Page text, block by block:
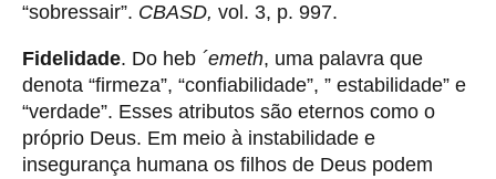
“sobressair”. CBASD, vol. 3, p. 997.
Fidelidade. Do heb ´emeth, uma palavra que
denota “firmeza”, “confiabilidade”, ” estabilidade” e
“verdade”. Esses atributos são eternos como o
próprio Deus. Em meio à instabilidade e
insegurança humana os filhos de Deus podem